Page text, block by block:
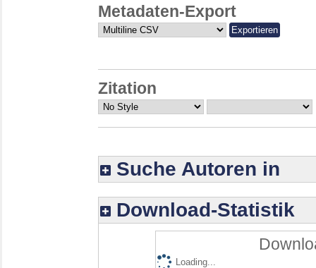
Metadaten-Export
Zitation
Suche Autoren in
Download-Statistik
Loading...